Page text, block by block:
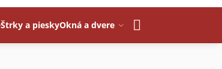
Štrky a pieskyOkná a dvere